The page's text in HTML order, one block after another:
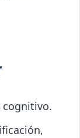
cognitivo.